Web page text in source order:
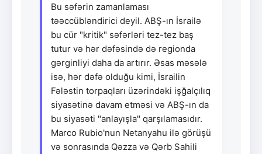
Bu səfərin zamanlaması
təəccübləndirici deyil. ABŞ-ın İsrailə
bu cür "kritik" səfərləri tez-tez baş
tutur və hər dəfəsində də regionda
gərginliyi daha da artırır. Əsas məsələ
isə, hər dəfə olduğu kimi, İsrailin
Fələstin torpaqları üzərindəki işğalçılıq
siyasətinə davam etməsi və ABŞ-ın da
bu siyasəti "anlayışla" qarşılamasıdır.
Marco Rubio'nun Netanyahu ilə görüşü
və sonrasında Qəzza və Qərb Sahili